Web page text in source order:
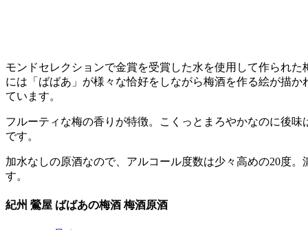
モンドセレクションで金賞を受賞した水を使用して作られ
には「ばばあ」が様々な恰好をしながら梅酒を作る絵が描
ています。
フルーティな梅の香りが特徴。こくっとまろやかなのに後
です。
加水なしの原酒なので、アルコール度数は少々高めの20度
す。
紀州 鶯屋 ばばあの梅酒 梅酒原酒